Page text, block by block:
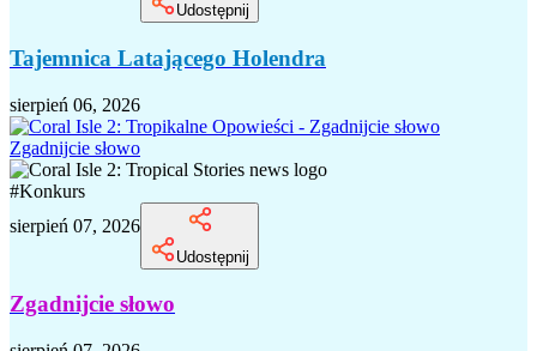
Udostępnij
Tajemnica Latającego Holendra
sierpień 06, 2026
Zgadnijcie słowo
#Konkurs
sierpień 07, 2026
Udostępnij
Zgadnijcie słowo